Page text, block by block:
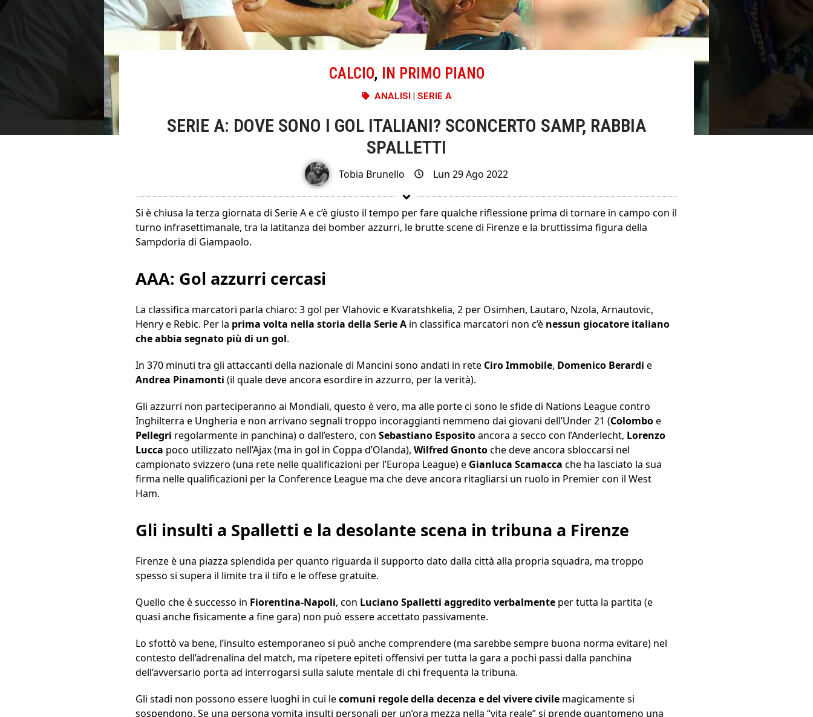
CALCIO, IN PRIMO PIANO
ANALISI| SERIE A
SERIE A: DOVE SONO I GOL ITALIANI? SCONCERTO SAMP, RABBIA
SPALLETTI
Tobia Brunello Lun 29 Ago 2022
Si è chiusa la terza giornata di Serie A e c’è giusto il tempo per fare qualche riflessione prima di tornare in campo con il
turno infrasettimanale, tra la latitanza dei bomber azzurri, le brutte scene di Firenze e la bruttissima figura della
Sampdoria di Giampaolo.
AAA: Gol azzurri cercasi
La classifica marcatori parla chiaro: 3 gol per Vlahovic e Kvaratshkelia, 2 per Osimhen, Lautaro, Nzola, Arnautovic,
Henry e Rebic. Per la prima volta nella storia della Serie A in classifica marcatori non c’è nessun giocatore italiano
che abbia segnato più di un gol.
In 370 minuti tra gli attaccanti della nazionale di Mancini sono andati in rete Ciro Immobile, Domenico Berardi e
Andrea Pinamonti (il quale deve ancora esordire in azzurro, per la verità).
Gli azzurri non parteciperanno ai Mondiali, questo è vero, ma alle porte ci sono le sfide di Nations League contro
Inghilterra e Ungheria e non arrivano segnali troppo incoraggianti nemmeno dai giovani dell’Under 21 (Colomboe
Pellegri regolarmente in panchina) o dall’estero, con Sebastiano Espositoancora a secco con l’Anderlecht, Lorenzo
Lucca poco utilizzato nell’Ajax (ma in gol in Coppa d’Olanda), Wilfred Gnontoche deve ancora sbloccarsi nel
campionato svizzero (una rete nelle qualificazioni per l’Europa League) e Gianluca Scamacca che ha lasciato la sua
firma nelle qualificazioni per la Conference League ma che deve ancora ritagliarsi un ruolo in Premier con il West
Ham.
Gli insulti a Spalletti e la desolante scena in tribuna a Firenze
Firenze è una piazza splendida per quanto riguarda il supporto dato dalla città alla propria squadra, ma troppo
spesso si supera il limite tra il tifo e le offese gratuite.
Quello che è successo in Fiorentina-Napoli, con Luciano Spalletti aggredito verbalmente per tutta la partita (e
quasi anche fisicamente a fine gara) non può essere accettato passivamente.
Lo sfottò va bene, l’insulto estemporaneo si può anche comprendere (ma sarebbe sempre buona norma evitare) nel
contesto dell’adrenalina del match, ma ripetere epiteti offensivi per tutta la gara a pochi passi dalla panchina
dell’avversario porta ad interrogarsi sulla salute mentale di chi frequenta la tribuna.
Gli stadi non possono essere luoghi in cui lecomuni regole della decenza e del vivere civile magicamente si
sospendono. Se una persona vomita insulti personali per un’ora mezza nella “vita reale” si prende quantomeno una